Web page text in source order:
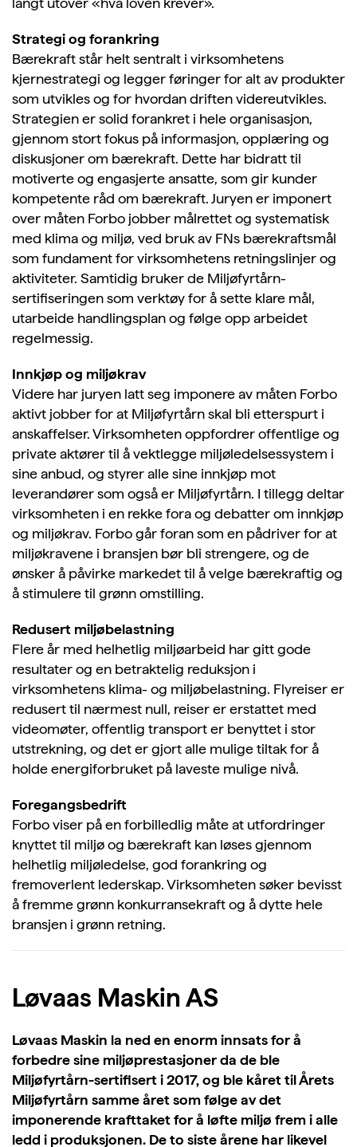
Strategi og forankring
Bærekraft står helt sentralt i virksomhetens
kjernestrategi og legger føringer for alt av produkter
som utvikles og for hvordan driften videreutvikles.
Strategien er solid forankret i hele organisasjon,
gjennom stort fokus på informasjon, opplæring og
diskusjoner om bærekraft. Dette har bidratt til
motiverte og engasjerte ansatte, som gir kunder
kompetente råd om bærekraft. Juryen er imponert
over måten Forbo jobber målrettet og systematisk
med klima og miljø, ved bruk av FNs bærekraftsmål
som fundament for virksomhetens retningslinjer og
aktiviteter. Samtidig bruker de Miljøfyrtårn-
sertifiseringen som verktøy for å sette klare mål,
utarbeide handlingsplan og følge opp arbeidet
regelmessig.
Innkjøp og miljøkrav
Videre har juryen latt seg imponere av måten Forbo
aktivt jobber for at Miljøfyrtårn skal bli etterspurt i
anskaffelser. Virksomheten oppfordrer offentlige og
private aktører til å vektlegge miljøledelsessystem i
sine anbud, og styrer alle sine innkjøp mot
leverandører som også er Miljøfyrtårn. I tillegg deltar
virksomheten i en rekke fora og debatter om innkjøp
og miljøkrav. Forbo går foran som en pådriver for at
miljøkravene i bransjen bør bli strengere, og de
ønsker å påvirke markedet til å velge bærekraftig og
å stimulere til grønn omstilling.
Redusert miljøbelastning
Flere år med helhetlig miljøarbeid har gitt gode
resultater og en betraktelig reduksjon i
virksomhetens klima- og miljøbelastning. Flyreiser er
redusert til nærmest null, reiser er erstattet med
videomøter, offentlig transport er benyttet i stor
utstrekning, og det er gjort alle mulige tiltak for å
holde energiforbruket på laveste mulige nivå.
Foregangsbedrift
Forbo viser på en forbilledlig måte at utfordringer
knyttet til miljø og bærekraft kan løses gjennom
helhetlig miljøledelse, god forankring og
fremoverlent lederskap. Virksomheten søker bevisst
å fremme grønn konkurransekraft og å dytte hele
bransjen i grønn retning.
Løvaas Maskin AS
Løvaas Maskin la ned en enorm innsats for å
forbedre sine miljøprestasjoner da de ble
Miljøfyrtårn-sertifisert i 2017, og ble kåret til Årets
Miljøfyrtårn samme året som følge av det
imponerende krafttaket for å løfte miljø frem i alle
ledd i produksjonen. De to siste årene har likevel